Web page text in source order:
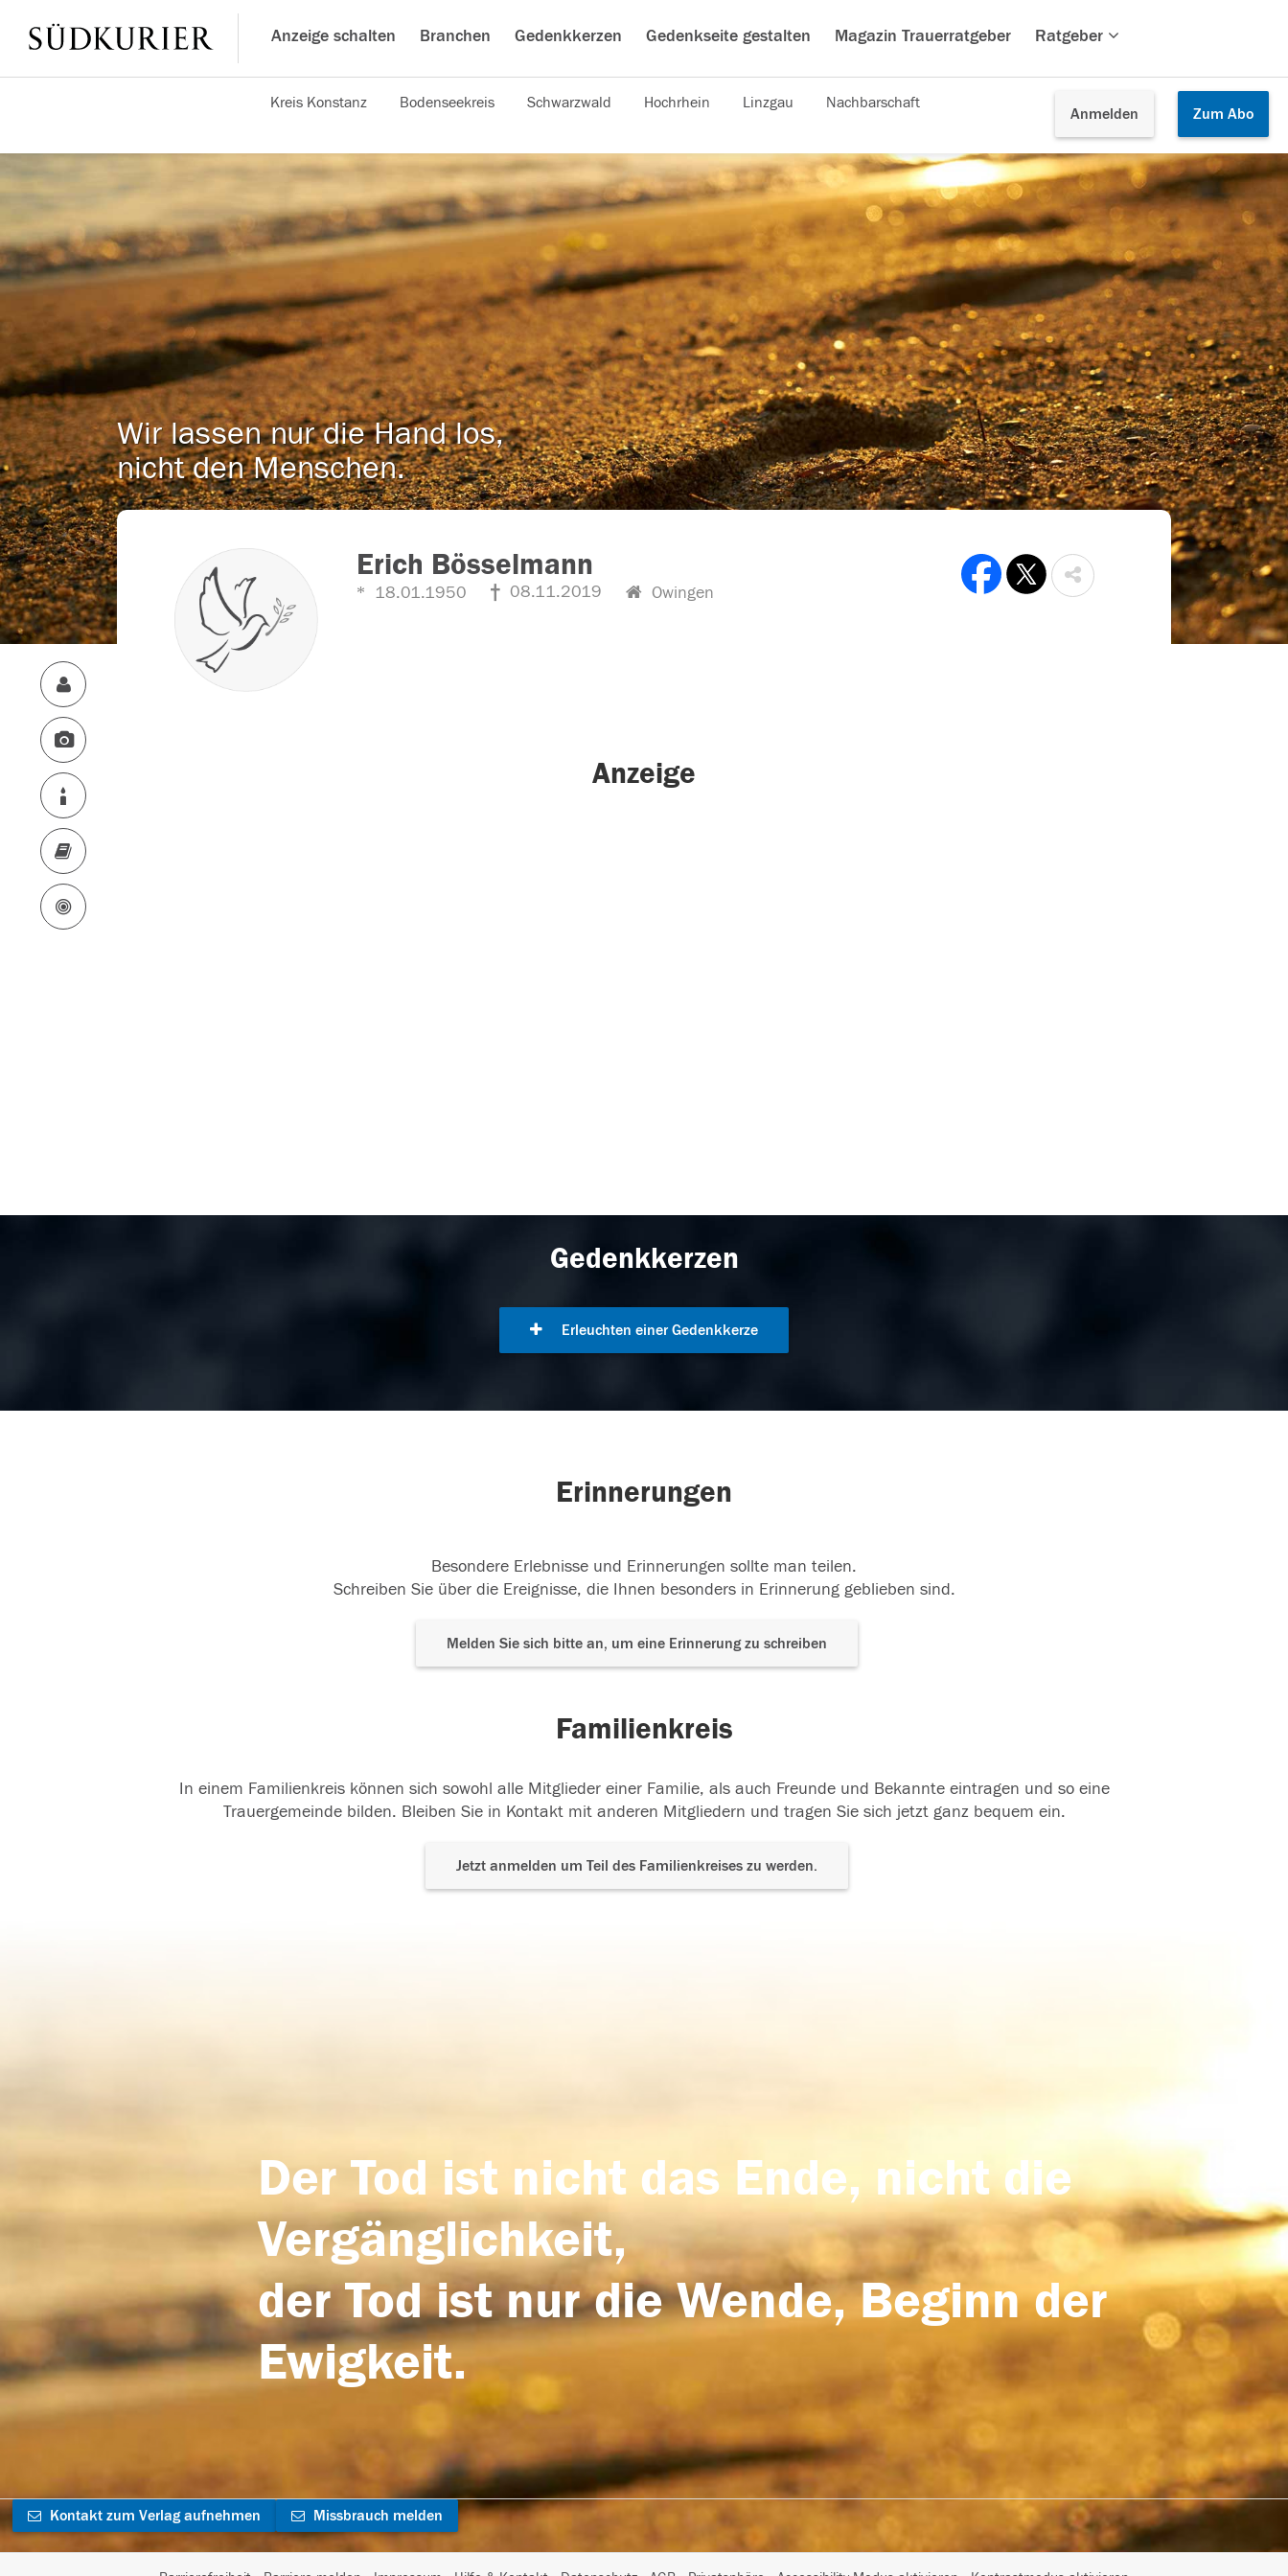
Anzeige schalten Branchen Gedenkkerzen Gedenkseite gestalten Magazin Trauerratgeber Ratgeber
Anmelden Zum Abo
Kreis Konstanz Bodenseekreis Schwarzwald Hochrhein Linzgau Nachbarschaft
Wir lassen nur die Hand los,
nicht den Menschen.
Erich Bösselmann
18.01.1950 08.11.2019 Owingen
Anzeige
Gedenkkerzen
Erleuchten einer Gedenkkerze
Erinnerungen
Besondere Erlebnisse und Erinnerungen sollte man teilen.
Schreiben Sie über die Ereignisse, die Ihnen besonders in Erinnerung geblieben sind.
Melden Sie sich bitte an, um eine Erinnerung zu schreiben
Familienkreis
In einem Familienkreis können sich sowohl alle Mitglieder einer Familie, als auch Freunde und Bekannte eintragen und so eine
Trauergemeinde bilden. Bleiben Sie in Kontakt mit anderen Mitgliedern und tragen Sie sich jetzt ganz bequem ein.
Jetzt anmelden um Teil des Familienkreises zu werden.
Der Tod ist nicht das Ende, nicht die
Vergänglichkeit,
der Tod ist nur die Wende, Beginn der
Ewigkeit.
Kontakt zum Verlag aufnehmen Missbrauch melden